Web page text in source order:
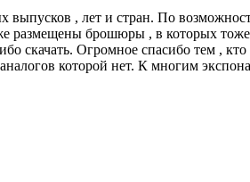
выпусков , лет и стран. По
размещены брошюры , в которых
скачать. Огромное спасибо тем ,
которой нет. К многим